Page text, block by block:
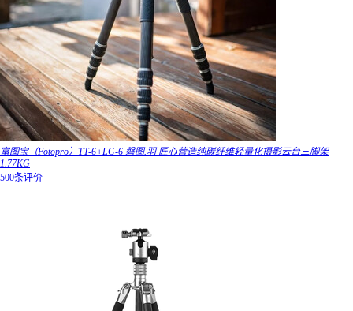
富图宝（Fotopro）TT-6+LG-6 磐图.羽 匠心营造纯碳纤维轻量化摄影云台三脚架
1.77KG
500条评价